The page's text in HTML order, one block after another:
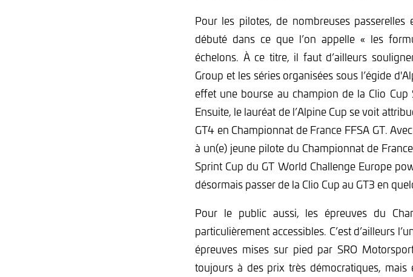
Pour les pilotes, de nombreuses
débuté dans ce que l’on appelle « les
échelons. À ce titre, il faut d’ailleurs
Group et les séries organisées sous l’égide
effet une bourse au champion de la Clio
Ensuite, le lauréat de l’Alpine Cup se voit
GT4 en Championnat de France FFSA GT.
à un(e) jeune pilote du Championnat de
Sprint Cup du GT World Challenge Europe
désormais passer de la Clio Cup au GT3 en
Pour le public aussi, les épreuves du
particulièrement accessibles. C’est d’ailleurs
épreuves mises sur pied par SRO
toujours à des prix très démocratiques,